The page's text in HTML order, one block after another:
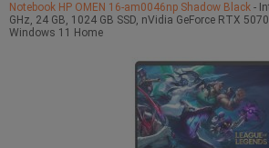
Notebook HP OMEN 16-am0046np Shadow Black -
GHz, 24 GB, 1024 GB SSD, nVidia GeForce RTX
Windows 11 Home